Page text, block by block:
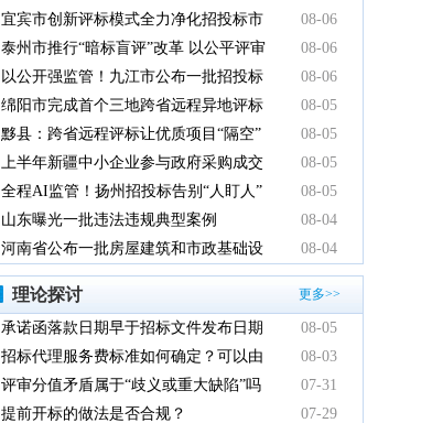
场规范健康发展
宜宾市创新评标模式全力净化招投标市
场环境
08-06
泰州市推行“暗标盲评”改革 以公平评审
推动政府采购提质增效
08-06
以公开强监管！九江市公布一批招投标
领域系统整治典型案例
08-06
绵阳市完成首个三地跨省远程异地评标
项目
08-05
黟县：跨省远程评标让优质项目“隔空”
落地
08-05
上半年新疆中小企业参与政府采购成交
额创新高
08-05
全程AI监管！扬州招投标告别“人盯人”
08-05
山东曝光一批违法违规典型案例
08-04
河南省公布一批房屋建筑和市政基础设
施工程招标投标违法违规典型案例
08-04
理论探讨 更多>>
承诺函落款日期早于招标文件发布日期
有效吗
08-05
招标代理服务费标准如何确定？可以由
中标人支付吗？
08-03
评审分值矛盾属于“歧义或重大缺陷”吗
07-31
提前开标的做法是否合规？
07-29